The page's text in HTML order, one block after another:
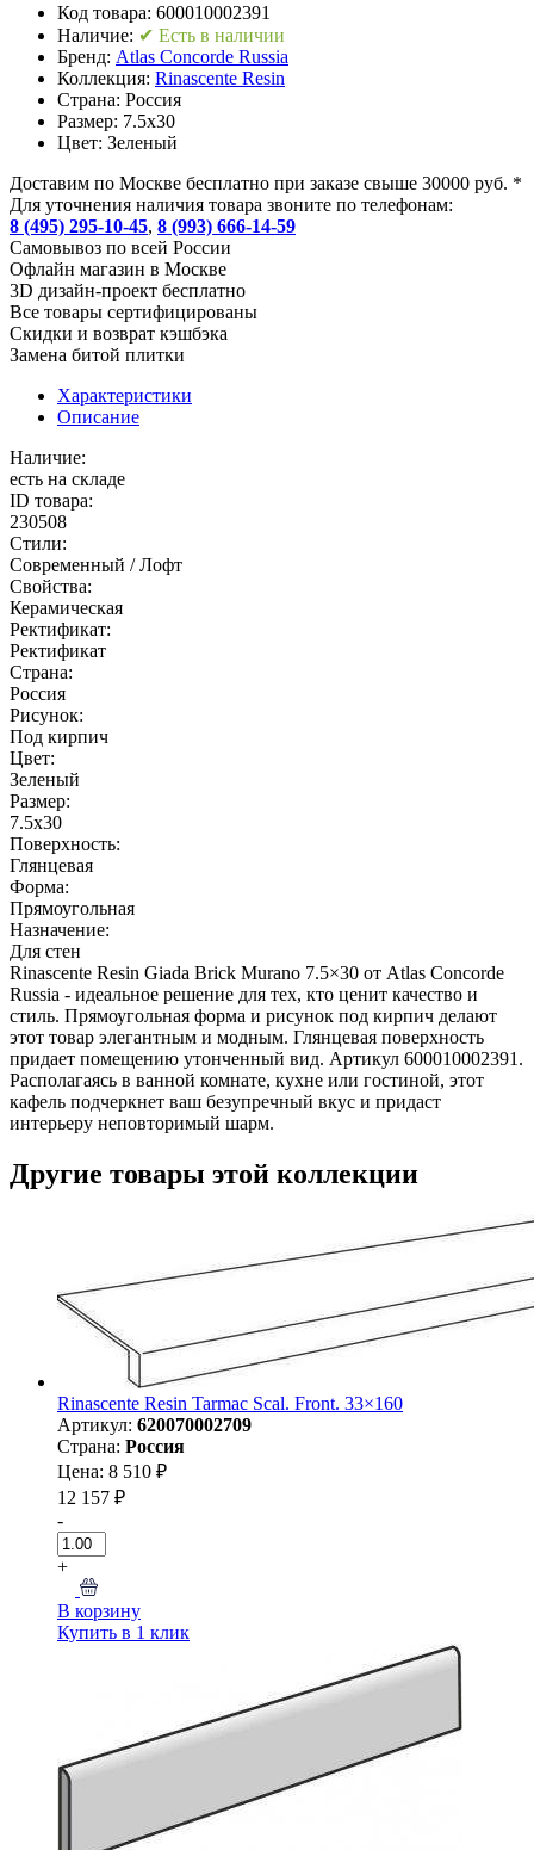
Код товара: 600010002391
Наличие: ✔ Есть в наличии
Бренд: Atlas Concorde Russia
Коллекция: Rinascente Resin
Страна: Россия
Размер: 7.5x30
Цвет: Зеленый
Доставим по Москве бесплатно при заказе свыше 30000 руб. *
Для уточнения наличия товара звоните по телефонам:
8 (495) 295-10-45, 8 (993) 666-14-59
Cамовывоз по всей России
Офлайн магазин в Москве
3D дизайн-проект бесплатно
Все товары сертифицированы
Скидки и возврат кэшбэка
Замена битой плитки
Характеристики
Описание
Наличие:
есть на складе
ID товара:
230508
Стили:
Современный / Лофт
Свойства:
Керамическая
Ректификат:
Ректификат
Страна:
Россия
Рисунок:
Под кирпич
Цвет:
Зеленый
Размер:
7.5x30
Поверхность:
Глянцевая
Форма:
Прямоугольная
Назначение:
Для стен
Rinascente Resin Giada Brick Murano 7.5×30 от Atlas Concorde
Russia - идеальное решение для тех, кто ценит качество и
стиль. Прямоугольная форма и рисунок под кирпич делают
этот товар элегантным и модным. Глянцевая поверхность
придает помещению утонченный вид. Артикул 600010002391.
Располагаясь в ванной комнате, кухне или гостиной, этот
кафель подчеркнет ваш безупречный вкус и придаст
интерьеру неповторимый шарм.
Другие товары этой коллекции
Rinascente Resin Tarmac Scal. Front. 33×160
Артикул: 620070002709
Страна: Россия
Цена: 8 510 ₽
12 157 ₽
-
+
В корзину
Купить в 1 клик